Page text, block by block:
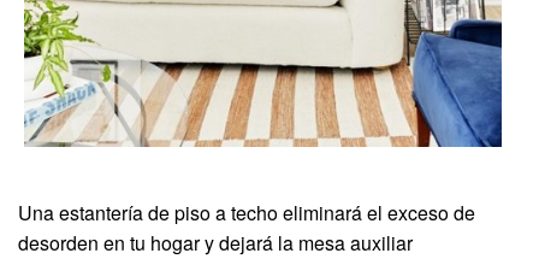
Una estantería de piso a techo eliminará el exceso de
desorden en tu hogar y dejará la mesa auxiliar